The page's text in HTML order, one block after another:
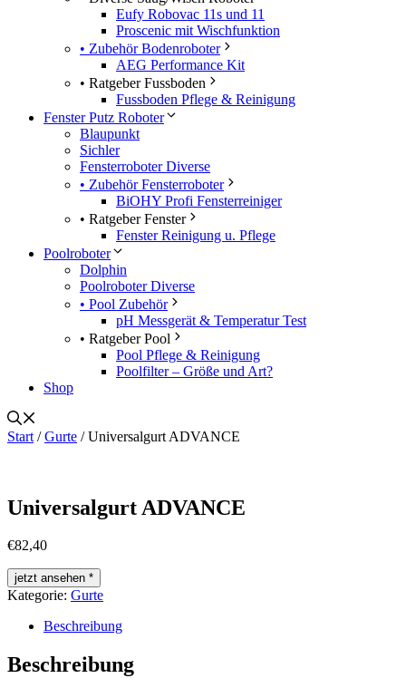
Eufy Robovac 11s und 11
Proscenic mit Wischfunktion
• Zubehör Bodenroboter
AEG Performance Kit
• Ratgeber Fussboden
Fussboden Pflege & Reinigung
Fenster Putz Roboter
Blaupunkt
Sichler
Fensterroboter Diverse
• Zubehör Fensterroboter
BiOHY Profi Fensterreiniger
• Ratgeber Fenster
Fenster Reinigung u. Pflege
Poolroboter
Dolphin
Poolroboter Diverse
• Pool Zubehör
pH Messgerät & Temperatur Test
• Ratgeber Pool
Pool Pflege & Reinigung
Poolfilter – Größe und Art?
Shop
Start /Gurte / Universalgurt ADVANCE
Universalgurt ADVANCE
€82,40
jetzt ansehen *
Kategorie: Gurte
Beschreibung
Beschreibung